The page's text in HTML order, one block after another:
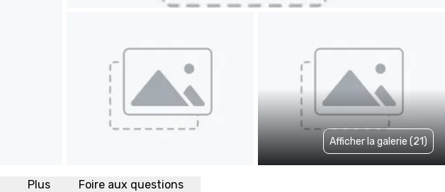
Afficher la galerie (21)
Plus Foire aux questions